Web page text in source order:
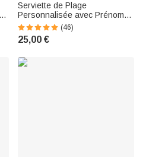
Serviette de Plage
Personnalisée avec Prénom
Portrait Animal Style Peinture à
l'Huile Cadeau Anniversaire
Voyage pour Amoureux
(46)
25,00 €